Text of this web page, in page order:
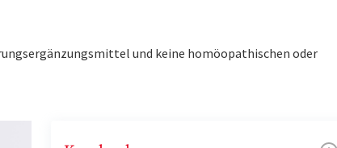
und keine homöopathischen oder